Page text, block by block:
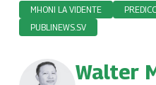
MHONI LA VIDENTE
PUBLINEWS.SV
Walter